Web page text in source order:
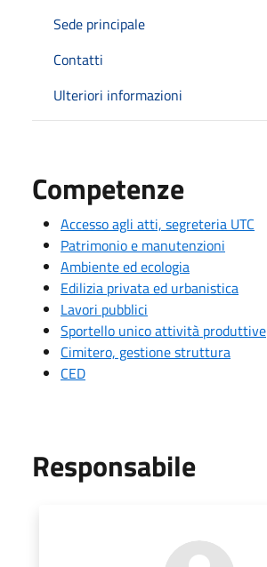
Sede principale
Contatti
Ulteriori informazioni
Competenze
Accesso agli atti, segreteria UTC
Patrimonio e manutenzioni
Ambiente ed ecologia
Edilizia privata ed urbanistica
Lavori pubblici
Sportello unico attività produttive
Cimitero, gestione struttura
CED
Responsabile